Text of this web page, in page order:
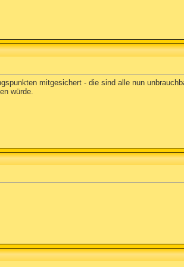
mitgesichert - die sind alle nun
würde.